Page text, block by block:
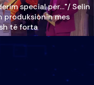
special për…"/ Selin
produksionin mes
të forta